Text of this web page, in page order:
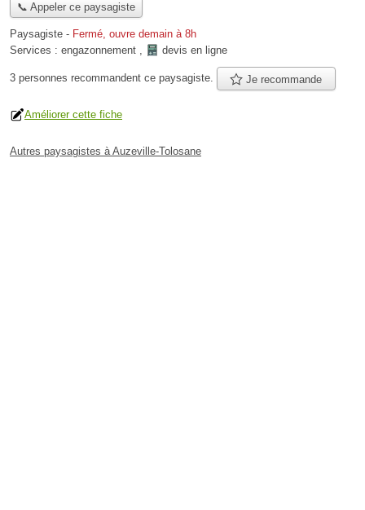
📞 Appeler ce paysagiste
Paysagiste - Fermé, ouvre demain à 8h
Services : engazonnement , devis en ligne
3 personnes recommandent ce paysagiste. Je recommande
Améliorer cette fiche
Autres paysagistes à Auzeville-Tolosane